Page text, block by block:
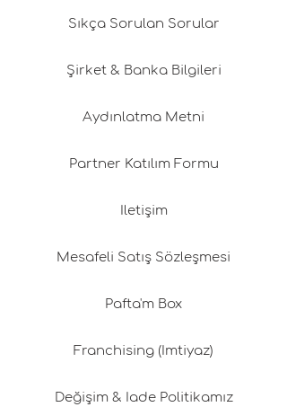
Sıkça Sorulan Sorular
Şirket & Banka Bilgileri
Aydınlatma Metni
Partner Katılım Formu
İletişim
Mesafeli Satış Sözleşmesi
Pafta'm Box
Franchising (İmtiyaz)
Değişim & İade Politikamız